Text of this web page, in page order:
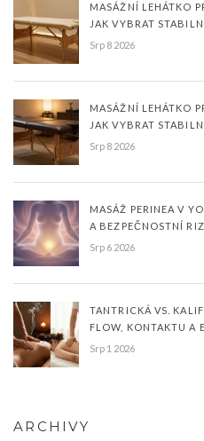
MASÁŽNÍ LEHÁTKO
JAK VYBRAT
Srp 8 2026
MASÁŽNÍ LEHÁTKO
JAK VYBRAT
Srp 8 2026
MASÁŽ PERINEA V
A BEZPEČNOSTNÍ
Srp 6 2026
TANTRICKÁ VS.
FLOW, KONTAKTU A
Srp 1 2026
ARCHIVY